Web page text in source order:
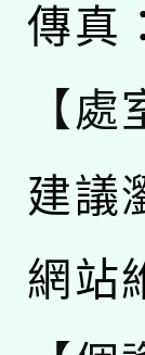
傳真
【處
建議
網站